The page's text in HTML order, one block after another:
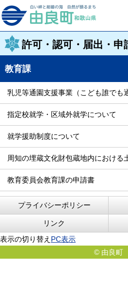
許可・認可・届出・申
教育課
乳児等通園支援事業（こども誰でも
指定校就学・区域外就学について
就学援助制度について
周知の埋蔵文化財包蔵地内における
教育委員会教育課の申請書
プライバシーポリシー
リンク
表示の切り替え PC表示
© 由良町